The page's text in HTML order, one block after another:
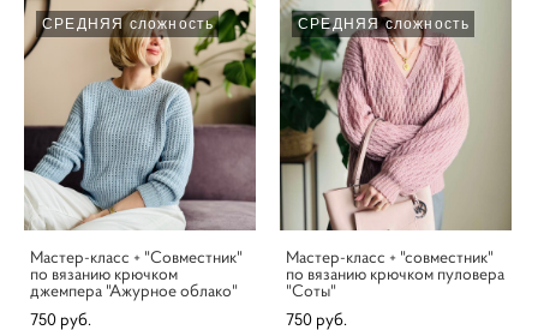
СРЕДНЯЯ сложность
Мастер-класс + "Совместник"
по вязанию крючком
джемпера "Ажурное облако"
750 pуб.
СРЕДНЯЯ сложность
Мастер-класс + "совместник"
по вязанию крючком пуловера
"Соты"
750 pуб.